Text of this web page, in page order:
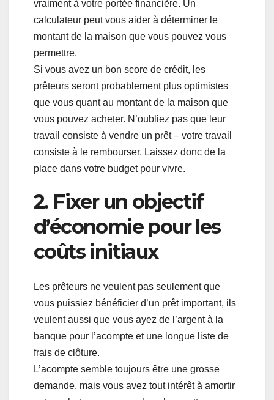
vraiment à votre portée financière. Un
calculateur peut vous aider à déterminer le
montant de la maison que vous pouvez vous
permettre.
Si vous avez un bon score de crédit, les
prêteurs seront probablement plus optimistes
que vous quant au montant de la maison que
vous pouvez acheter. N’oubliez pas que leur
travail consiste à vendre un prêt – votre travail
consiste à le rembourser. Laissez donc de la
place dans votre budget pour vivre.
2. Fixer un objectif
d’économie pour les
coûts initiaux
Les prêteurs ne veulent pas seulement que
vous puissiez bénéficier d’un prêt important, ils
veulent aussi que vous ayez de l’argent à la
banque pour l’acompte et une longue liste de
frais de clôture.
L’acompte semble toujours être une grosse
demande, mais vous avez tout intérêt à amortir